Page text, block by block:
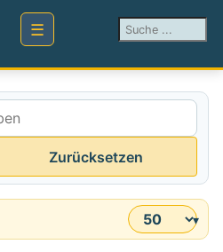
Suchen ...
Zurücksetzen